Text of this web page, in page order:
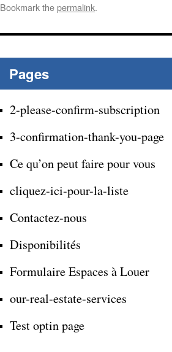
Bookmark thepermalink.
Pages
2-please-confirm-subscription
3-confirmation-thank-you-page
Ce qu’on peut faire pour vous
cliquez-ici-pour-la-liste
Contactez-nous
Disponibilités
Formulaire Espaces à Louer
our-real-estate-services
Test optin page